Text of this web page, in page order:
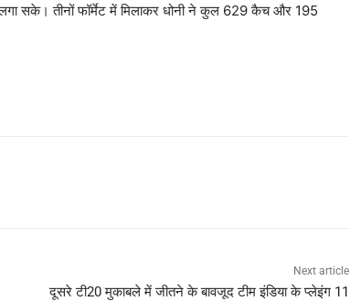
सके। तीनों फॉर्मेट में मिलाकर धोनी ने कुल 629 कैच और 195
Next article
दूसरे टी20 मुकाबले में जीतने के बावजूद टीम इंडिया के प्लेइंग 11